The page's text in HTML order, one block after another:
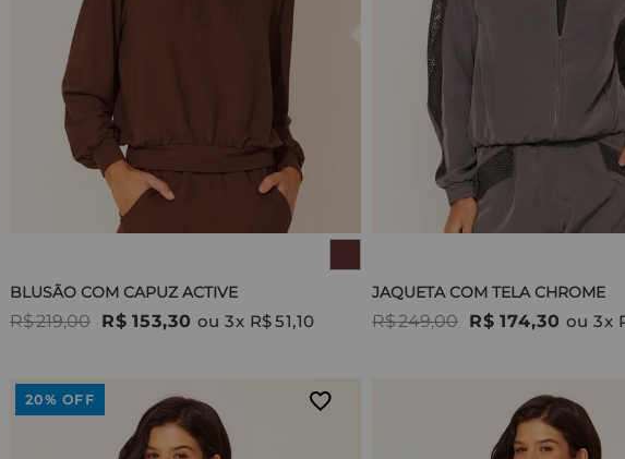
BLUSÃO COM CAPUZ ACTIVE
R$219,00 R$ 153,30 ou3x R$51,10
JAQUETA COM TELA CHROME
R$249,00 R$ 174,30 ou3x
20% OFF